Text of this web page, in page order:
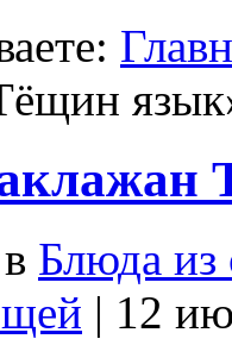
Блюда
| 12